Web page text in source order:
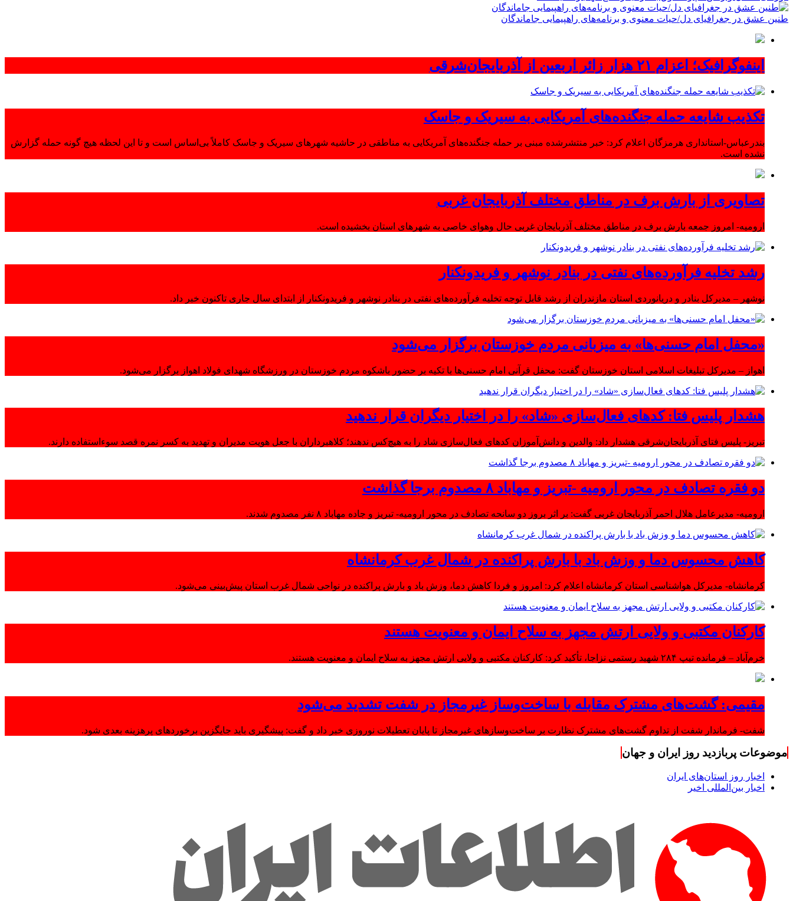
طنین عشق در جغرافیای دل/حیات معنوی و برنامه‌های راهپیمایی جاماندگان
اینفوگرافیک؛ اعزام ۲۱ هزار زائر اربعین از آذربایجان‌شرقی
تکذیب شایعه حمله جنگنده‌های آمریکایی به سیریک و جاسک
بندرعباس-استانداری هرمزگان اعلام کرد: خبر منتشرشده مبنی بر حمله جنگنده‌های آمریکایی به مناطقی در حاشیه شهرهای سیریک و جاسک کاملاً بی‌اساس است و تا این لحظه هیچ گونه حمله گزارش
نشده است.
تصاویری از بارش برف در مناطق مختلف آذربایجان غربی
ارومیه- امروز جمعه بارش برف در مناطق مختلف آذربایجان غربی حال وهوای خاصی به شهرهای استان بخشیده است.
رشد تخلیه فرآورده‌های نفتی در بنادر نوشهر و فریدونکنار
نوشهر – مدیرکل بنادر و دریانوردی استان مازندران از رشد قابل توجه تخلیه فرآورده‌های نفتی در بنادر نوشهر و فریدونکنار از ابتدای سال جاری تاکنون خبر داد.
«محفل امام حسنی‌ها» به میزبانی مردم خوزستان برگزار می‌شود
اهواز – مدیرکل تبلیغات اسلامی استان خوزستان گفت: محفل قرآنی امام حسنی‌ها با تکیه بر حضور باشکوه مردم خوزستان در ورزشگاه شهدای فولاد اهواز برگزار می‌شود.
هشدار پلیس فتا: کدهای فعال‌سازی «شاد» را در اختیار دیگران قرار ندهید
تبریز- پلیس فتای آذربایجان‌شرقی هشدار داد: والدین و دانش‌آموزان کدهای فعال‌سازی شاد را به هیچ‌کس ندهند؛ کلاهبرداران با جعل هویت مدیران و تهدید به کسر نمره قصد سوءاستفاده دارند.
دو فقره تصادف در محور ارومیه -تبریز و مهاباد ۸ مصدوم برجا گذاشت
ارومیه- مدیرعامل هلال احمر آذربایجان غربی گفت: بر اثر بروز دو سانحه تصادف در محور ارومیه- تبریز و جاده مهاباد ۸ نفر مصدوم شدند.
کاهش محسوس دما و وزش باد با بارش پراکنده در شمال غرب کرمانشاه
کرمانشاه- مدیرکل هواشناسی استان کرمانشاه اعلام کرد: امروز و فردا کاهش دما، وزش باد و بارش پراکنده در نواحی شمال غرب استان پیش‌بینی می‌شود.
کارکنان مکتبی و ولایی ارتش مجهز به سلاح ایمان و معنویت هستند
خرم‌آباد – فرمانده تیپ ۲۸۴ شهید رستمی نزاجا، تأکید کرد: کارکنان مکتبی و ولایی ارتش مجهز به سلاح ایمان و معنویت هستند.
مقیمی: گشت‌های مشترک مقابله با ساخت‌وساز غیرمجاز در شفت تشدید می‌شود
شفت- فرماندار شفت از تداوم گشت‌های مشترک نظارت بر ساخت‌وسازهای غیرمجاز تا پایان تعطیلات نوروزی خبر داد و گفت: پیشگیری باید جایگزین برخوردهای پرهزینه بعدی شود.
موضوعات پربازدید روز ایران و جهان
اخبار روز استان‌های ایران
اخبار بین‌المللی اخیر